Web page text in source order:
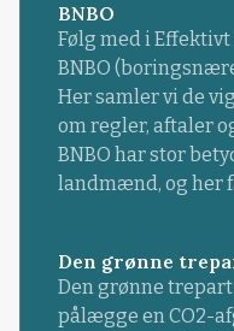
BNBO
Følg med i
BNBO
Her samler vi de
om regler, aftaler
BNBO har stor
landmænd, og her
Den grønne
Den grønne
pålægge en CO2-